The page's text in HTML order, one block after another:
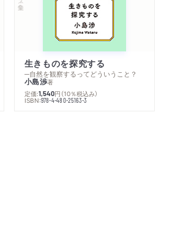
生きものを探究する
─自然を観察するってどういうこと？
小島渉著
定価:1,540円 （10％税込み）
ISBN:978-4-480-25163-3